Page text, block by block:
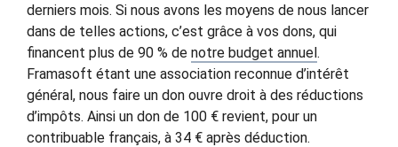
derniers mois. Si nous avons les moyens de nous lancer
dans de telles actions, c’est grâce à vos dons, qui
financent plus de 90 % de notre budget annuel.
Framasoft étant une association reconnue d’intérêt
général, nous faire un don ouvre droit à des réductions
d’impôts. Ainsi un don de 100 € revient, pour un
contribuable français, à 34 € après déduction.